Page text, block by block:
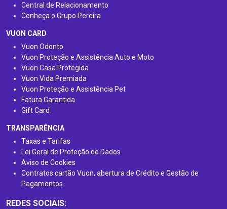
Central de Relacionamento
Conheça o Grupo Pereira
VUON CARD
Vuon Odonto
Vuon Proteção e Assistência Auto e Moto
Vuon Casa Protegida
Vuon Vida Premiada
Vuon Proteção e Assistência Pet
Fatura Garantida
Gift Card
TRANSPARÊNCIA
Taxas e Tarifas
Lei Geral de Proteção de Dados
Aviso de Cookies
Contratos cartão Vuon, abertura de Crédito e Gestão de
Pagamentos
REDES SOCIAIS: